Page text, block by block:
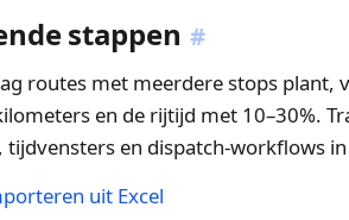
stappen #
routes met meerdere stops
en de rijtijd met 10–30%.
tijdvensters en dispatch-workflows
uit Excel